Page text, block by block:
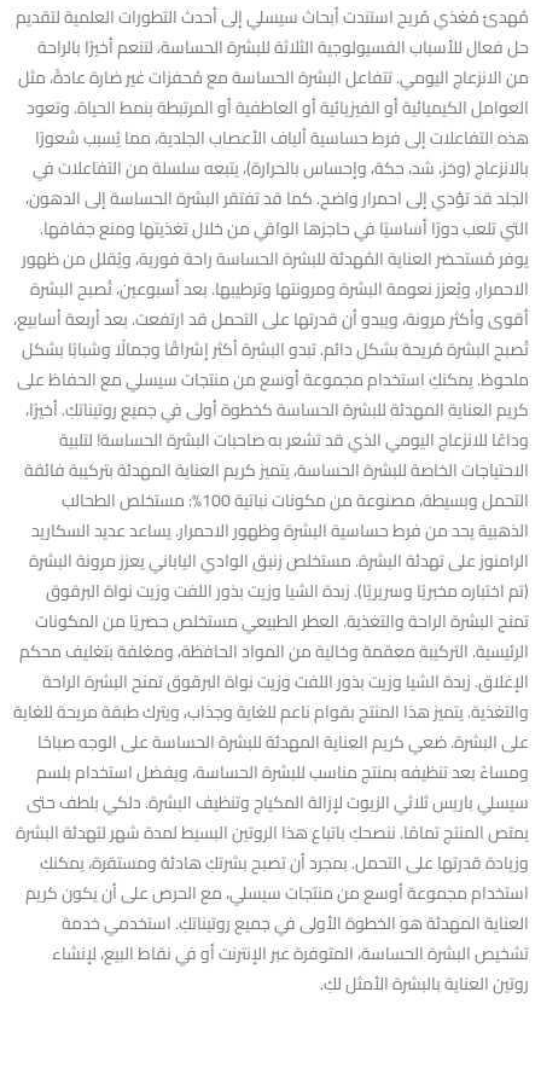
مُهدئ مُغذي مُريح استندت أبحاث سيسلي إلى أحدث التطورات العلمية لتقديم
حل فعال للأسباب الفسيولوجية الثلاثة للبشرة الحساسة، لتنعم أخيرًا بالراحة
من الانزعاج اليومي. تتفاعل البشرة الحساسة مع مُحفزات غير ضارة عادةً، مثل
العوامل الكيميائية أو الفيزيائية أو العاطفية أو المرتبطة بنمط الحياة. وتعود
هذه التفاعلات إلى فرط حساسية ألياف الأعصاب الجلدية، مما يُسبب شعورًا
بالانزعاج (وخز، شد، حكة، وإحساس بالحرارة)، يتبعه سلسلة من التفاعلات في
الجلد قد تؤدي إلى احمرار واضح. كما قد تفتقر البشرة الحساسة إلى الدهون،
التي تلعب دورًا أساسيًا في حاجزها الواقي من خلال تغذيتها ومنع جفافها.
يوفر مُستحضر العناية المُهدئة للبشرة الحساسة راحة فورية، ويُقلل من ظهور
الاحمرار، ويُعزز نعومة البشرة ومرونتها وترطيبها. بعد أسبوعين، تُصبح البشرة
أقوى وأكثر مرونة، ويبدو أن قدرتها على التحمل قد ارتفعت. بعد أربعة أسابيع،
تُصبح البشرة مُريحة بشكل دائم. تبدو البشرة أكثر إشراقًا وجمالًا وشبابًا بشكل
ملحوظ. يمكنكِ استخدام مجموعة أوسع من منتجات سيسلي مع الحفاظ على
كريم العناية المهدئة للبشرة الحساسة كخطوة أولى في جميع روتيناتكِ. أخيرًا،
وداعًا للانزعاج اليومي الذي قد تشعر به صاحبات البشرة الحساسة! لتلبية
الاحتياجات الخاصة للبشرة الحساسة، يتميز كريم العناية المهدئة بتركيبة فائقة
التحمل وبسيطة، مصنوعة من مكونات نباتية 100%: مستخلص الطحالب
الذهبية يحد من فرط حساسية البشرة وظهور الاحمرار. يساعد عديد السكاريد
الرامنوز على تهدئة البشرة. مستخلص زنبق الوادي الياباني يعزز مرونة البشرة
(تم اختباره مخبريًا وسريريًا). زبدة الشيا وزيت بذور اللفت وزيت نواة البرقوق
تمنح البشرة الراحة والتغذية. العطر الطبيعي مستخلص حصريًا من المكونات
الرئيسية. التركيبة معقمة وخالية من المواد الحافظة، ومغلفة بتغليف محكم
الإغلاق. زبدة الشيا وزيت بذور اللفت وزيت نواة البرقوق تمنح البشرة الراحة
والتغذية. يتميز هذا المنتج بقوام ناعم للغاية وجذاب، ويترك طبقة مريحة للغاية
على البشرة. ضعي كريم العناية المهدئة للبشرة الحساسة على الوجه صباحًا
ومساءً بعد تنظيفه بمنتج مناسب للبشرة الحساسة، ويفضل استخدام بلسم
سيسلي باريس ثلاثي الزيوت لإزالة المكياج وتنظيف البشرة. دلكي بلطف حتى
يمتص المنتج تمامًا. ننصحكِ باتباع هذا الروتين البسيط لمدة شهر لتهدئة البشرة
وزيادة قدرتها على التحمل. بمجرد أن تصبح بشرتكِ هادئة ومستقرة، يمكنكِ
استخدام مجموعة أوسع من منتجات سيسلي، مع الحرص على أن يكون كريم
العناية المهدئة هو الخطوة الأولى في جميع روتيناتكِ. استخدمي خدمة
تشخيص البشرة الحساسة، المتوفرة عبر الإنترنت أو في نقاط البيع، لإنشاء
روتين العناية بالبشرة الأمثل لكِ.